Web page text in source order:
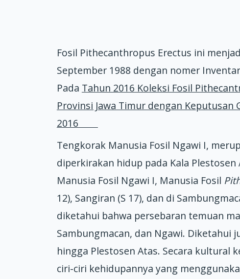
Fosil Pithecanthropus Erectus ini
September 1988 dengan nomer
Pada Tahun 2016 Koleksi Fosil
Provinsi Jawa Timur dengan
2016
Tengkorak Manusia Fosil Ngawi I,
diperkirakan hidup pada Kala
Manusia Fosil Ngawi I, Manusia Fosil
12), Sangiran (S 17), dan di
diketahui bahwa persebaran temuan
Sambungmacan, dan Ngawi. Diketahui
hingga Plestosen Atas. Secara kultural
ciri-ciri kehidupannya yang